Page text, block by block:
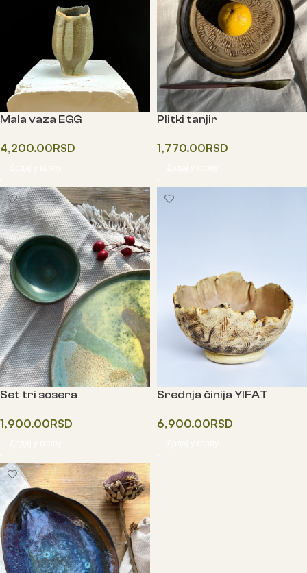
Mala vaza EGG
4,200.00RSD
Plitki tanjir
1,770.00RSD
Set tri sosera
1,900.00RSD
Srednja činija YIFAT
6,900.00RSD